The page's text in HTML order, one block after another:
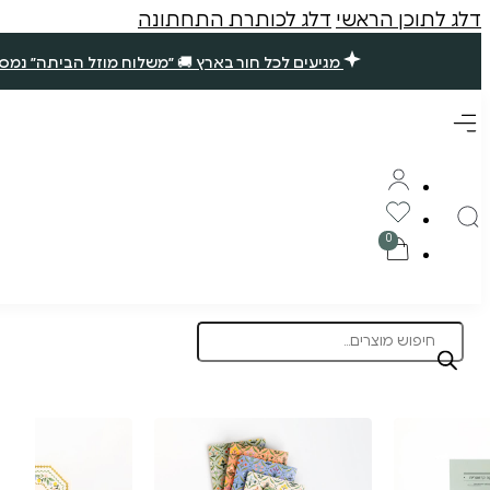
דלג לתוכן הראשי דלג לכותרת התחתונה
מגיעים לכל חור בארץ 🚚 ״משלוח מוזל הביתה״ נמסר עד 7 ימי עסקים. שאר ההזמנות ימסרו בסופ״ש הקרוב (אם תזמינו עד חמישי ב10 בבוקר) 🪴 תודה רבה עליכם,
Products
search